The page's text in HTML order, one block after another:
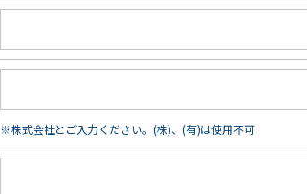
※株式会社とご入力ください。(株)、(有)は使用不可